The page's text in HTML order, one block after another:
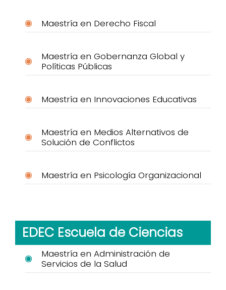
Maestría en Derecho Fiscal
Maestría en Gobernanza Global y
Políticas Públicas
Maestría en Innovaciones Educativas
Maestría en Medios Alternativos de
Solución de Conflictos
Maestría en Psicología Organizacional
EDEC Escuela de Ciencias
Maestría en Administración de
Servicios de la Salud